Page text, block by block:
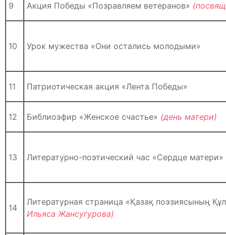
9 Акция Победы «Позравляем ветеранов»
10 Урок мужества «Они остались молодыми»
11 Патриотическая акция «Лента Победы»
12 Библиоэфир «Женское счастье» (день матери)
13 Литературно-поэтический час «Сердце матери»
14
Литературная страница «Қазақ поэзиясының
Ильяса Жансугурова)